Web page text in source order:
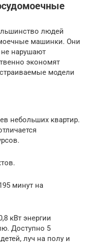
людей
машинки. Они
нарушают
экономят
модели
небольших квартир.
минут на
кВт энергии
Доступно 5
луч на полу и